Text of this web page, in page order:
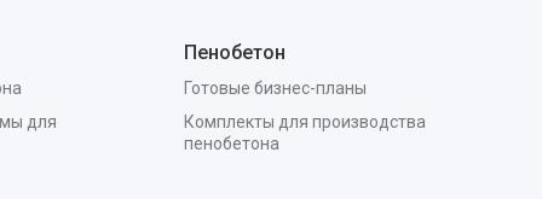
для
Пенобетон
Готовые бизнес-планы
Комплекты для производства
пенобетона